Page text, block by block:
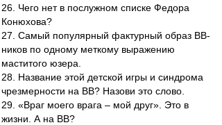
26. Чего нет в послужном списке Федора
Конюхова?
27. Самый популярный фактурный образ ВВ-
ников по одному меткому выражению
маститого юзера.
28. Название этой детской игры и синдрома
чрезмерности на ВВ? Назови это слово.
29. «Враг моего врага – мой друг». Это в
жизни. А на ВВ?